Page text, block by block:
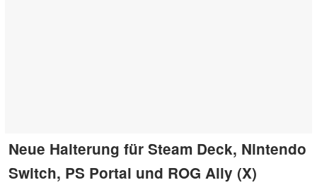
Neue Halterung für Steam Deck, Nintendo
Switch, PS Portal und ROG Ally (X)